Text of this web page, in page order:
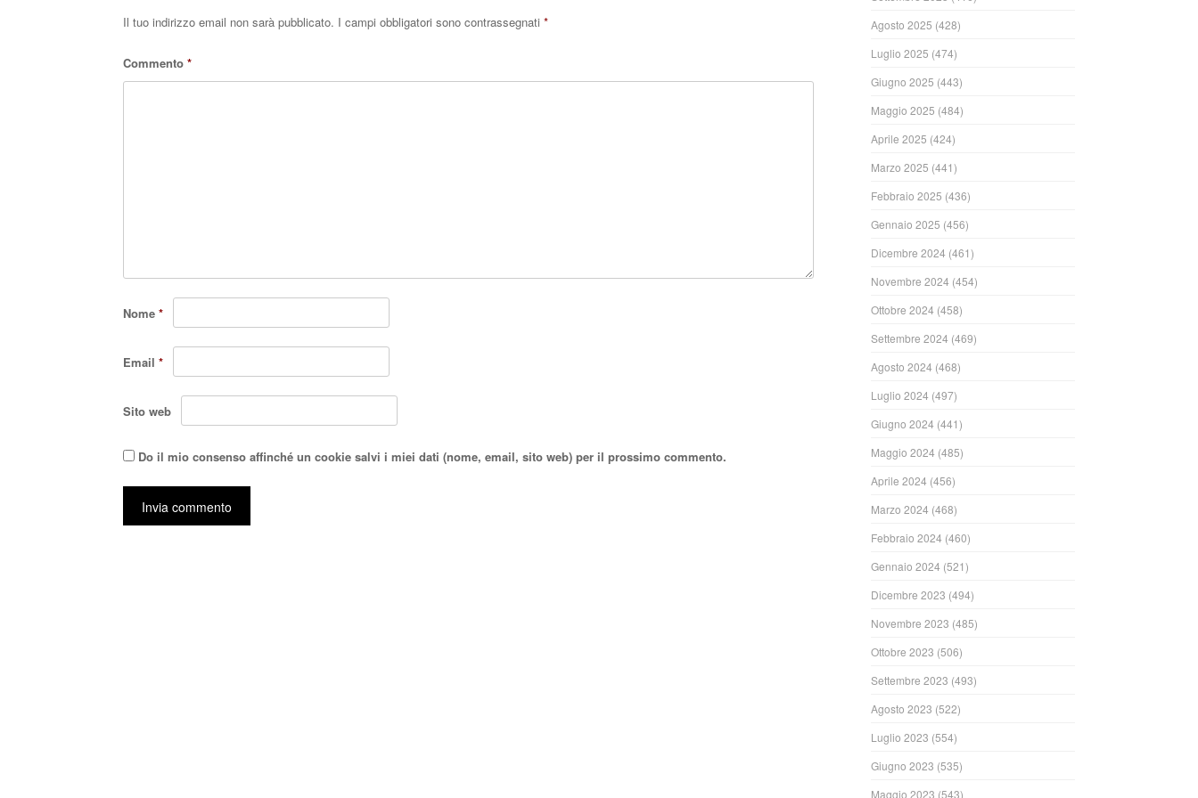
Il tuo indirizzo email non sarà pubblicato. I campi obbligatori sono contrassegnati *
Commento *
Nome *
Email *
Sito web
Do il mio consenso affinché un cookie salvi i miei dati (nome, email, sito web) per il prossimo commento.
Agosto 2025 (428)
Luglio 2025 (474)
Giugno 2025 (443)
Maggio 2025 (484)
Aprile 2025 (424)
Marzo 2025 (441)
Febbraio 2025 (436)
Gennaio 2025 (456)
Dicembre 2024 (461)
Novembre 2024 (454)
Ottobre 2024 (458)
Settembre 2024 (469)
Agosto 2024 (468)
Luglio 2024 (497)
Giugno 2024 (441)
Maggio 2024 (485)
Aprile 2024 (456)
Marzo 2024 (468)
Febbraio 2024 (460)
Gennaio 2024 (521)
Dicembre 2023 (494)
Novembre 2023 (485)
Ottobre 2023 (506)
Settembre 2023 (493)
Agosto 2023 (522)
Luglio 2023 (554)
Giugno 2023 (535)
Maggio 2023 (543)